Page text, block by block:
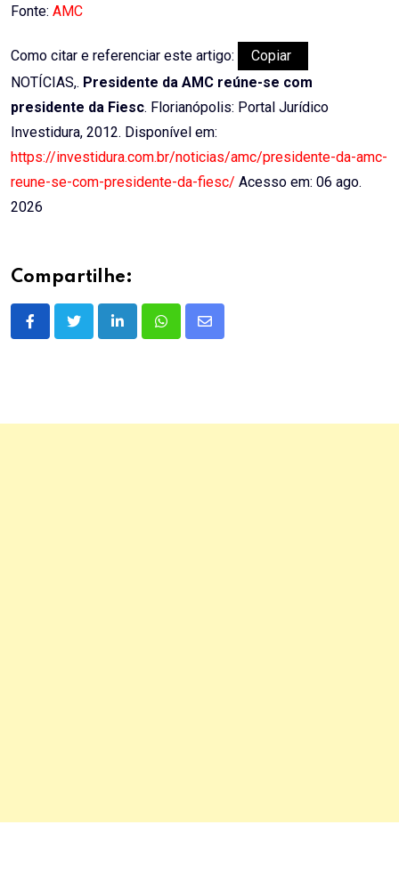
Fonte: AMC
Como citar e referenciar este artigo:
Copiar
NOTÍCIAS,. Presidente da AMC reúne-se com
presidente da Fiesc. Florianópolis: Portal Jurídico
Investidura, 2012. Disponível em:
https://investidura.com.br/noticias/amc/presidente-da-amc-
reune-se-com-presidente-da-fiesc/ Acesso em: 06 ago.
2026
Compartilhe:
LinkedInWhatsappShare